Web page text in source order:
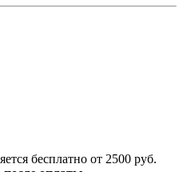
бесплатно от 2500 руб.